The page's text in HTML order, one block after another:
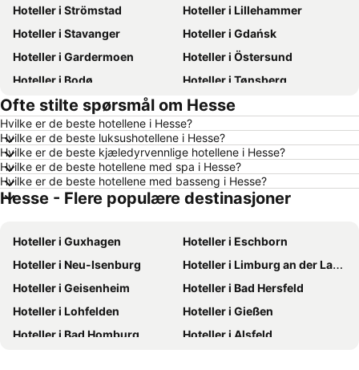
Hoteller i Strömstad
Hoteller i Lillehammer
Hoteller i Stavanger
Hoteller i Gdańsk
Hoteller i Gardermoen
Hoteller i Östersund
Hoteller i Bodø
Hoteller i Tønsberg
Hoteller i Tromsø
Hoteller i Hamar
Hoteller i Karlstad
Hoteller i Roma
Hoteller i Sandefjord
Hoteller i Ålesund
Hoteller i Geilo
Hoteller i Fredrikstad
Hoteller i Arendal
Hoteller i Norge
Hoteller i Danmark
Hoteller i Malta
Hoteller i Tenerife
Hoteller i Spania
Hoteller i Phuket
Hoteller i Kroatia
Hoteller i Västra Götalands län
Hoteller i Koh Samui
Hoteller i Kypros
Hoteller i Italia
Ofte stilte spørsmål om Hesse
Hvilke er de beste hotellene i Hesse?
Hvilke er de beste luksushotellene i Hesse?
Hvilke er de beste kjæledyrvennlige hotellene i Hesse?
Hvilke er de beste hotellene med spa i Hesse?
Hvilke er de beste hotellene med basseng i Hesse?
Hesse - Flere populære destinasjoner
Hoteller i Guxhagen
Hoteller i Eschborn
Hoteller i Neu-Isenburg
Hoteller i Limburg an der Lahn
Hoteller i Geisenheim
Hoteller i Bad Hersfeld
Hoteller i Lohfelden
Hoteller i Gießen
Hoteller i Bad Homburg
Hoteller i Alsfeld